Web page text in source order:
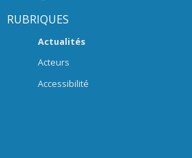
RUBRIQUES
Actualités
Acteurs
Accessibilité